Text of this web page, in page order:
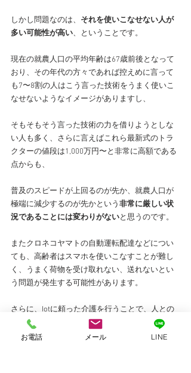
しかし問題なのは、 それを使いこなせない人が
多い可能性が高い、ということです。
現在の就農人口の平均年齢は67歳前後となって
おり、その年代の方々であれば控えめに言って
も7〜8割の人はこう言った技術をうまく使いこ
なせないようなイメージがありますし、
そもそもそう言った技術の力を借りようとしな
い人も多く、さらに言えばこれら最新式のトラ
クターの値段は1,000万円〜と非常に高額である
点からも、
普及のスピードが上回るのが先か、就農人口が
極端に減少するのが先かという非常に厳しい状
況であることには変わりがないと思うのです。
またクロネコヤマトの自動運転配達などについ
ても、高齢者はスマホを使いこなすことが難し
く、うまく荷物を受け取れない、送れないとい
う問題が発生する可能性があります。
さらに、Iotに頼った介護を行うことで、人との
触れ合いの回数が少なくなってしまう可能性も
考えられます。（もちろん、Iotによって新たに
お電話 メール LINE